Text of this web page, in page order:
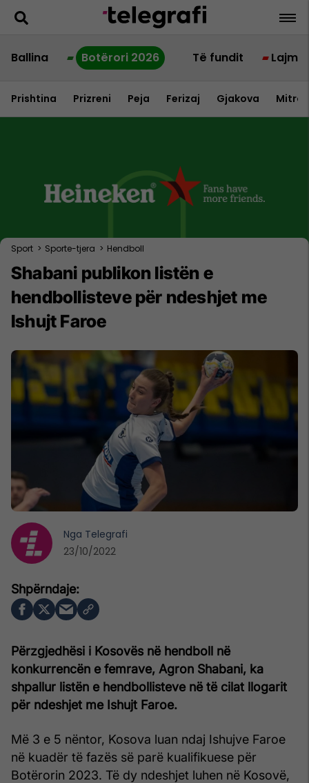
Ballina Botërori 2026 Të fundit Lajme
Prishtina Prizreni Peja Ferizaj Gjakova
Sport > Sporte-tjera > Hendboll
Shabani publikon listën e
hendbollisteve për ndeshjet me
Ishujt Faroe
Përzgjedhësi i Kosovës në hendboll në
konkurrencën e femrave, Agron Shabani, ka
shpallur listën e hendbollisteve në të cilat llogarit
për ndeshjet me Ishujt Faroe.
Më 3 e 5 nëntor, Kosova luan ndaj Ishujve Faroe
në kuadër të fazës së parë kualifikuese për
Botërorin 2023. Të dy ndeshjet luhen në Kosovë,
Nga Telegrafi
23/10/2022